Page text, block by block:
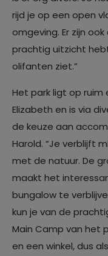
rijd je op een open
omgeving. Er zijn
prachtig uitzicht
olifanten ziet.”
Het park ligt op ruim
Elizabeth en is via
de keuze aan
Harold. “Je verblijft
met de natuur. De
maakt het
bungalow te
kun je van de
Main Camp van het
en een winkel, dus